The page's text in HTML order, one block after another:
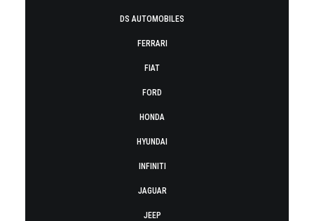
DS AUTOMOBILES
FERRARI
FIAT
FORD
HONDA
HYUNDAI
INFINITI
JAGUAR
JEEP